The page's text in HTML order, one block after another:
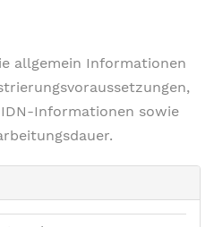
allgemein Informationen
Informationen sowie